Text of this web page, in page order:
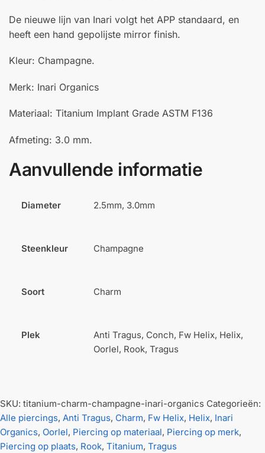
De nieuwe lijn van Inari volgt het APP standaard, en
heeft een hand gepolijste mirror finish.
Kleur: Champagne.
Merk: Inari Organics
Materiaal: Titanium Implant Grade ASTM F136
Afmeting: 3.0 mm.
Aanvullende informatie
Diameter 2.5mm, 3.0mm
Steenkleur Champagne
Soort Charm
Plek
Anti Tragus, Conch, Fw Helix, Helix,
Oorlel, Rook, Tragus
SKU: titanium-charm-champagne-inari-organics Categorieën:
Alle piercings, Anti Tragus, Charm, Fw Helix, Helix, Inari
Organics, Oorlel, Piercing op materiaal, Piercing op merk,
Piercing op plaats, Rook, Titanium, Tragus